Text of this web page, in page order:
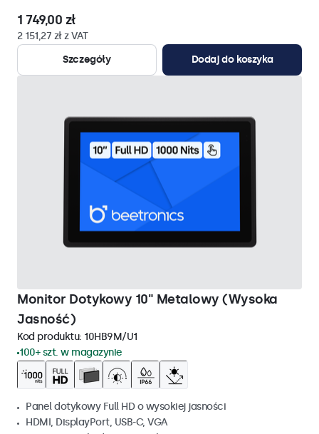
1 749,00 zł
2 151,27 zł z VAT
Szczegóły
Dodaj do koszyka
Monitor Dotykowy 10" Metalowy (Wysoka
Jasność)
Kod produktu: 10HB9M/U1
100+ szt. w magazynie
Panel dotykowy Full HD o wysokiej jasności
HDMI, DisplayPort, USB-C, VGA